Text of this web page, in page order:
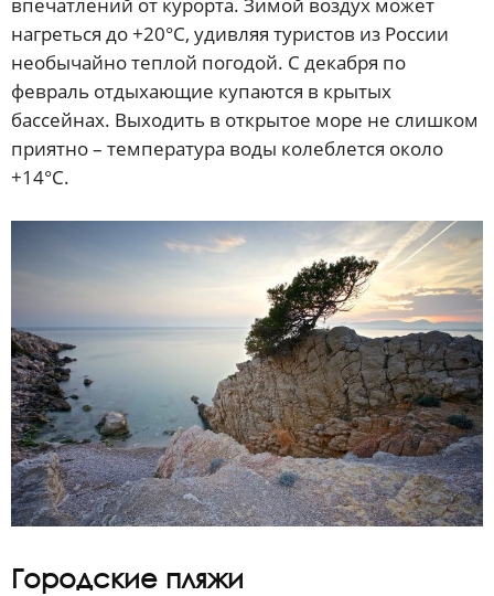
нагреться до +20°С, удивляя туристов из России
необычайно теплой погодой. С декабря по
февраль отдыхающие купаются в крытых
бассейнах. Выходить в открытое море не слишком
приятно – температура воды колеблется около
+14°С.
Городские пляжи